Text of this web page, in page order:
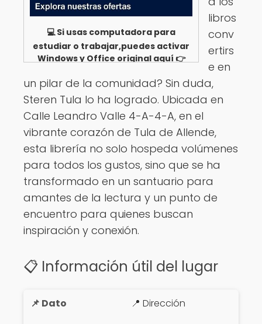
💻 Si usas computadora para
estudiar o trabajar,puedes activar
Windows y Office original aquí 👉
libros
conv
ertirs
e en
un pilar de la comunidad? Sin duda,
Steren Tula lo ha logrado. Ubicada en
Calle Leandro Valle 4-A-4-A, en el
vibrante corazón de Tula de Allende,
esta librería no solo hospeda volúmenes
para todos los gustos, sino que se ha
transformado en un santuario para
amantes de la lectura y un punto de
encuentro para quienes buscan
inspiración y conexión.
📋 Información útil del lugar
📍 Dirección